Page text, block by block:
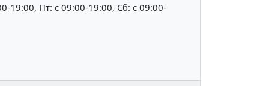
19:00, Пт: c 09:00-19:00, Сб: c 09:00-